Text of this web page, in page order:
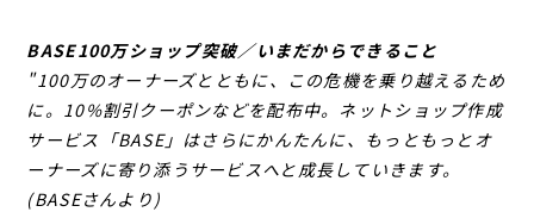
BASE100万ショップ突破／いまだからできること
"100万のオーナーズとともに、この危機を乗り越えるため
に。10%割引クーポンなどを配布中。ネットショップ作成
サービス「BASE」はさらにかんたんに、もっともっとオ
ーナーズに寄り添うサービスへと成長していきます。
(BASEさんより)